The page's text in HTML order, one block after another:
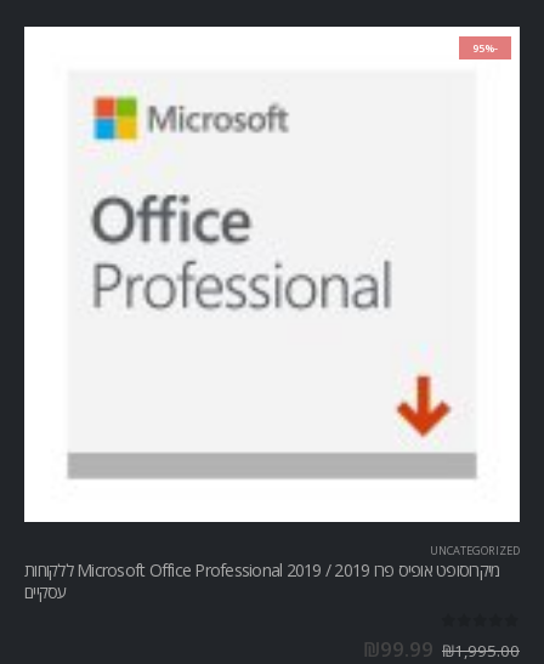
-95%
UNCATEGORIZED
מיקרוסופט אופיס פרו Microsoft Office Professional 2019 / 2019 ללקוחות
עסקיים
₪1,995.00
₪99.99